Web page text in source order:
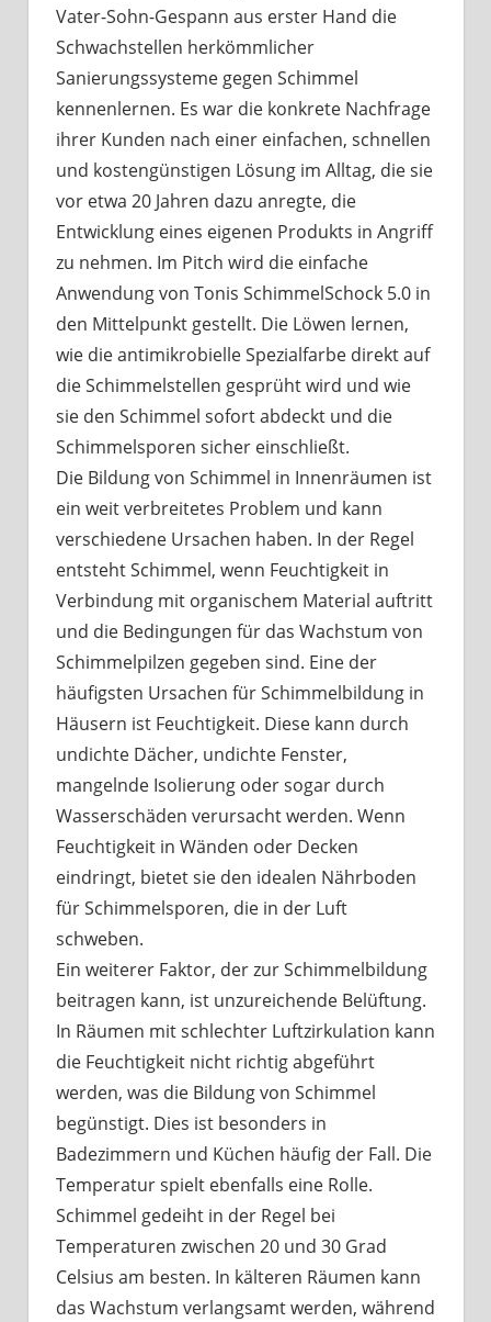
Vater-Sohn-Gespann aus erster Hand die
Schwachstellen herkömmlicher
Sanierungssysteme gegen Schimmel
kennenlernen. Es war die konkrete Nachfrage
ihrer Kunden nach einer einfachen, schnellen
und kostengünstigen Lösung im Alltag, die sie
vor etwa 20 Jahren dazu anregte, die
Entwicklung eines eigenen Produkts in Angriff
zu nehmen. Im Pitch wird die einfache
Anwendung von Tonis SchimmelSchock 5.0 in
den Mittelpunkt gestellt. Die Löwen lernen,
wie die antimikrobielle Spezialfarbe direkt auf
die Schimmelstellen gesprüht wird und wie
sie den Schimmel sofort abdeckt und die
Schimmelsporen sicher einschließt.
Die Bildung von Schimmel in Innenräumen ist
ein weit verbreitetes Problem und kann
verschiedene Ursachen haben. In der Regel
entsteht Schimmel, wenn Feuchtigkeit in
Verbindung mit organischem Material auftritt
und die Bedingungen für das Wachstum von
Schimmelpilzen gegeben sind. Eine der
häufigsten Ursachen für Schimmelbildung in
Häusern ist Feuchtigkeit. Diese kann durch
undichte Dächer, undichte Fenster,
mangelnde Isolierung oder sogar durch
Wasserschäden verursacht werden. Wenn
Feuchtigkeit in Wänden oder Decken
eindringt, bietet sie den idealen Nährboden
für Schimmelsporen, die in der Luft
schweben.
Ein weiterer Faktor, der zur Schimmelbildung
beitragen kann, ist unzureichende Belüftung.
In Räumen mit schlechter Luftzirkulation kann
die Feuchtigkeit nicht richtig abgeführt
werden, was die Bildung von Schimmel
begünstigt. Dies ist besonders in
Badezimmern und Küchen häufig der Fall. Die
Temperatur spielt ebenfalls eine Rolle.
Schimmel gedeiht in der Regel bei
Temperaturen zwischen 20 und 30 Grad
Celsius am besten. In kälteren Räumen kann
das Wachstum verlangsamt werden, während